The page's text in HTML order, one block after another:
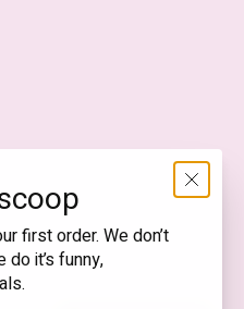
NOK
SEK
first order. We don’t
it’s funny,